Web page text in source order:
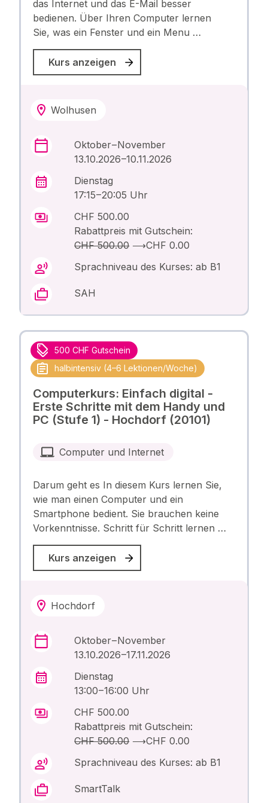
das Internet und das E-Mail besser
bedienen. Über Ihren Computer lernen
Sie, was ein Fenster und ein Menu …
Kurs anzeigen
Wolhusen
Oktober – November
13.10.2026 –10.11.2026
Dienstag
17:15 – 20:05 Uhr
CHF 500.00
Rabattpreis mit Gutschein:
CHF 500.00⟶CHF 0.00
Sprachniveau des Kurses: ab B1
SAH
500 CHF Gutschein
halbintensiv (4–6 Lektionen/Woche)
Computerkurs: Einfach digital -
Erste Schritte mit dem Handy und
PC (Stufe 1) - Hochdorf (20101)
Computer und Internet
Darum geht es In diesem Kurs lernen Sie,
wie man einen Computer und ein
Smartphone bedient. Sie brauchen keine
Vorkenntnisse. Schritt für Schritt lernen …
Kurs anzeigen
Hochdorf
Oktober – November
13.10.2026 –17.11.2026
Dienstag
13:00 – 16:00 Uhr
CHF 500.00
Rabattpreis mit Gutschein:
CHF 500.00⟶CHF 0.00
Sprachniveau des Kurses: ab B1
SmartTalk